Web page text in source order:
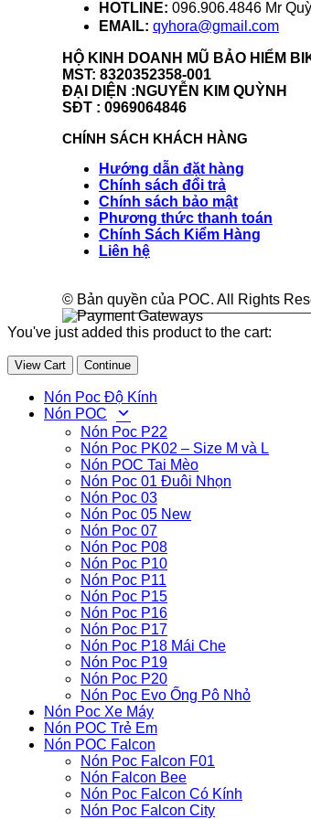
HOTLINE: 096.906.4846 Mr
EMAIL: qyhora@gmail.com
HỘ KINH DOANH MŨ BẢO HIỂM
MST: 8320352358-001
ĐẠI DIỆN :NGUYỄN KIM QUỲNH
SĐT : 0969064846
CHÍNH SÁCH KHÁCH HÀNG
Hướng dẫn đặt hàng
Chính sách đổi trả
Chính sách bảo mật
Phương thức thanh toán
Chính Sách Kiểm Hàng
Liên hệ
© Bản quyền của POC. All Rights
You've just added this product to the cart:
View Cart Continue
Nón Poc Độ Kính
Nón POC
Nón Poc P22
Nón Poc PK02 – Size M và L
Nón POC Tai Mèo
Nón Poc 01 Đuôi Nhọn
Nón Poc 03
Nón Poc 05 New
Nón Poc 07
Nón Poc P08
Nón Poc P10
Nón Poc P11
Nón Poc P15
Nón Poc P16
Nón Poc P17
Nón Poc P18 Mái Che
Nón Poc P19
Nón Poc P20
Nón Poc Evo Ống Pô Nhỏ
Nón Poc Xe Máy
Nón POC Trẻ Em
Nón POC Falcon
Nón Poc Falcon F01
Nón Falcon Bee
Nón Poc Falcon Có Kính
Nón Poc Falcon City